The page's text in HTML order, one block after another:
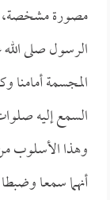
مصورة مشخصة،
الرسول صلى الله
المجسمة أمامنا
السمع إليه
وهذا الأسلوب
أنهما سمعا